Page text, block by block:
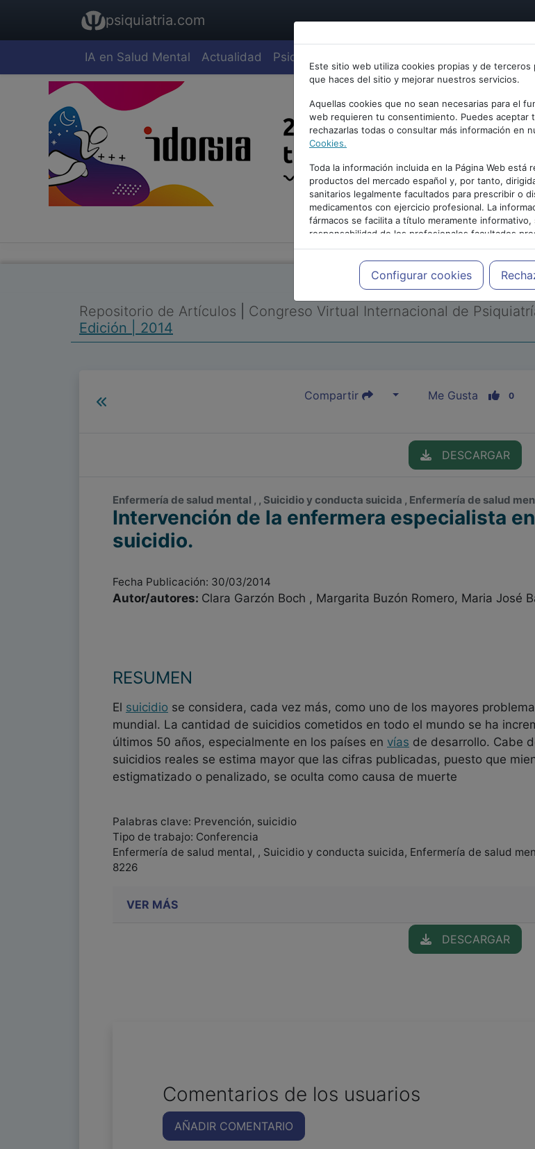
psiquiatria.com
IA en Salud Mental Actualidad Psiquiatría
Este sitio web utiliza cookies propias y de terceros
que haces del sitio y mejorar nuestros servicios.
Aquellas cookies que no sean necesarias para el
web requieren tu consentimiento. Puedes aceptar
rechazarlas todas o consultar más información en
Cookies.
Toda la información incluida en la Página Web está
productos del mercado español y, por tanto,
sanitarios legalmente facultados para prescribir o
medicamentos con ejercicio profesional. La
fármacos se facilita a título meramente informativo,
responsabilidad de los profesionales facultados
medicamentos y decidir, en cada caso concreto, el
adecuado a las necesidades del paciente.
Configurar cookies
PUBLICIDAD
Repositorio de Artículos Congreso Virtual Internacional de
Edición | 2014
Compartir Me Gusta 0
DESCARGAR
Enfermería de salud mental , , Suicidio y conducta suicida , Enfermería de salud
Intervención de la enfermera especialista
suicidio.
Fecha Publicación: 30/03/2014
Autor/autores: Clara Garzón Boch , Margarita Buzón Romero, Maria José
RESUMEN
El suicidio se considera, cada vez más, como uno de los mayores
mundial. La cantidad de suicidios cometidos en todo el mundo se ha
últimos 50 años, especialmente en los países en vías de desarrollo. Cabe
suicidios reales se estima mayor que las cifras publicadas, puesto que
estigmatizado o penalizado, se oculta como causa de muerte
Palabras clave: Prevención, suicidio
Tipo de trabajo: Conferencia
Enfermería de salud mental, , Suicidio y conducta suicida, Enfermería de salud
8226
VER MÁS
DESCARGAR
Comentarios de los usuarios
AÑADIR COMENTARIO